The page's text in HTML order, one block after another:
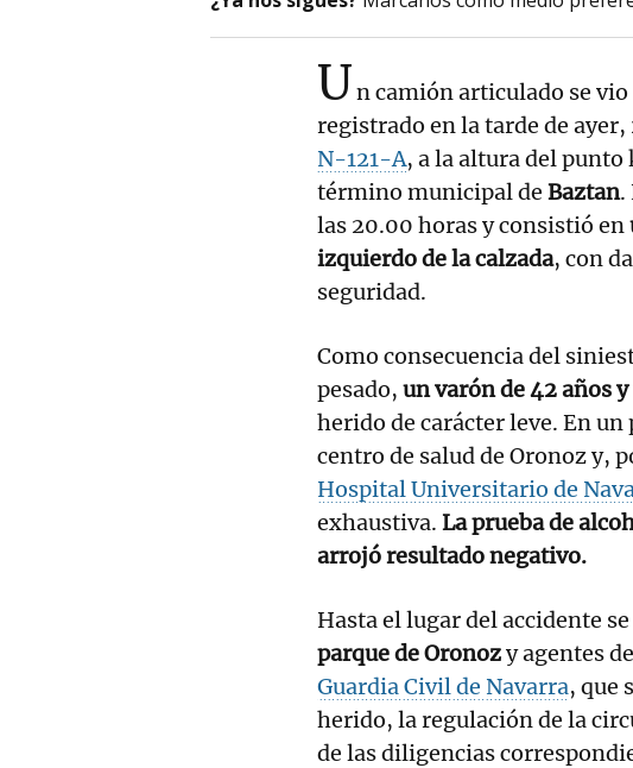
Un camión articulado se
registrado en la tarde de
N-121-A, a la altura del
término municipal de Baztan.
las 20.00 horas y consistió en
izquierdo de la calzada, con
seguridad.
Como consecuencia del
pesado, un varón de 42 años
herido de carácter leve. En
centro de salud de Oronoz y,
Hospital Universitario de
exhaustiva. La prueba de
arrojó resultado negativo.
Hasta el lugar del accidente
parque de Oronozy agentes
Guardia Civil de Navarra, que
herido, la regulación de la
de las diligencias